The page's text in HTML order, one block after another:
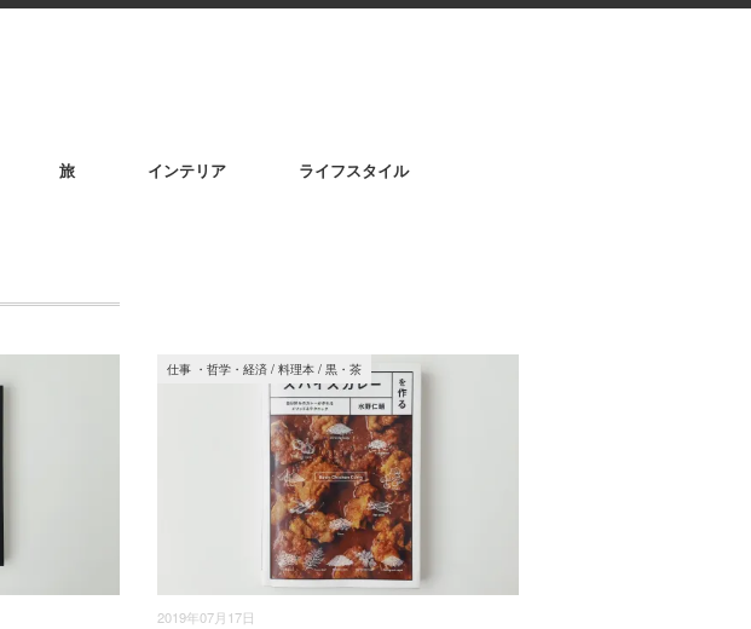
旅 インテリア ライフスタイル
2019年07月17日
仕事 ・哲学・経済 /料理本 /黒・茶